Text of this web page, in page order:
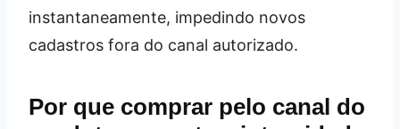
instantaneamente, impedindo novos
cadastros fora do canal autorizado.
Por que comprar pelo canal do